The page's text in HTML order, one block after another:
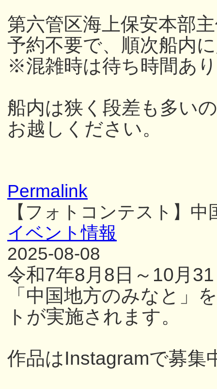
第六管区海上保安本部
予約不要で、順次船内
※混雑時は待ち時間あり
船内は狭く段差も多い
お越しください。
Permalink
【フォトコンテスト】
イベント情報
2025-08-08
令和7年8月8日～10月
「中国地方のみなと」
トが実施されます。
作品はInstagramで募集